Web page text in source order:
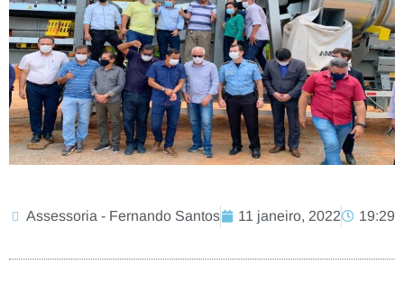
Assessoria - Fernando Santos 11 janeiro, 2022 19:29